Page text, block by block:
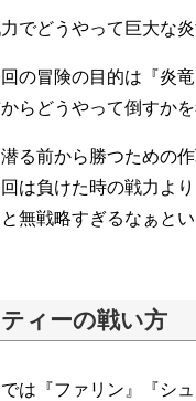
でどうやって巨大な
の冒険の目的は『炎
らどうやって倒すか
る前から勝つための
は負けた時の戦力よ
無戦略すぎるなぁとい
ィーの戦い方
は『ファリン』『シ